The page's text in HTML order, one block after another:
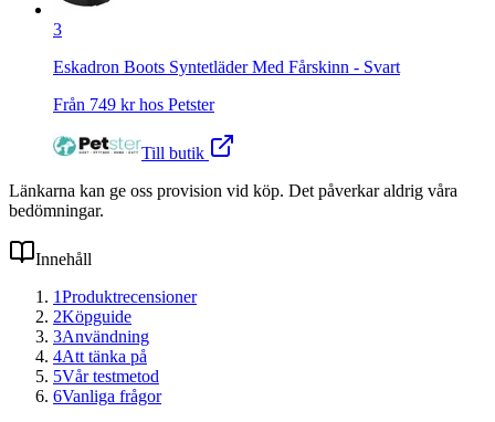
3
Eskadron Boots Syntetläder Med Fårskinn - Svart
Från 749 kr hos Petster
Till butik
Länkarna kan ge oss provision vid köp. Det påverkar aldrig våra
bedömningar.
Innehåll
1Produktrecensioner
2Köpguide
3Användning
4Att tänka på
5Vår testmetod
6Vanliga frågor